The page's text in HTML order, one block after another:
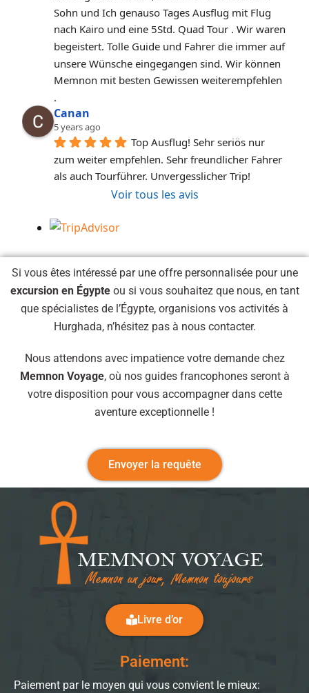
Sohn und Ich genauso Tages Ausflug mit Flug
nach Kairo und eine 5Std. Quad Tour . Wir waren
begeistert. Tolle Guide und Fahrer die immer auf
unsere Wünsche eingegangen sind. Wir können
Memnon mit besten Gewissen weiterempfehlen
.
Canan
5 years ago
Top Ausflug! Sehr seriös nur
zum weiter empfehlen. Sehr freundlicher Fahrer
als auch Tourführer. Unvergesslicher Trip!
Voir tous les avis
Si vous êtes intéressé par une offre personnalisée pour une
excursion en Égypteou si vous souhaitez que nous, en tant
que spécialistes de l’Égypte, organisions vos activités à
Hurghada, n’hésitez pas à nous contacter.
Nous attendons avec impatience votre demande chez
Memnon Voyage, où nos guides francophones seront à
votre disposition pour vous accompagner dans cette
aventure exceptionnelle !
Envoyer la requête
Livre d’or
Paiement:
Paiement par le moyen qui vous convient le mieux: